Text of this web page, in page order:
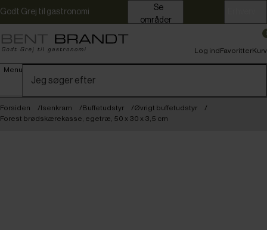
Godt Grej til gastronomi
områder
Menu
Log indFavoritterKurv
Forsiden Isenkram Buffetudstyr
Øvrigt buffetudstyr
Forest brødskærekasse, egetræ, 50 x 30 x 3,5 cm